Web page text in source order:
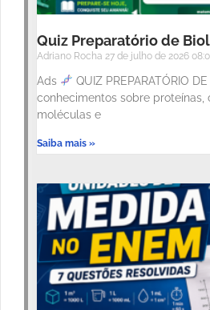
Quiz Preparatório de
Adriano Rocha 27 de julho de 2026
Ads
QUIZ PREPARATÓRIO
conhecimentos sobre proteínas,
moléculas e
Saiba mais »